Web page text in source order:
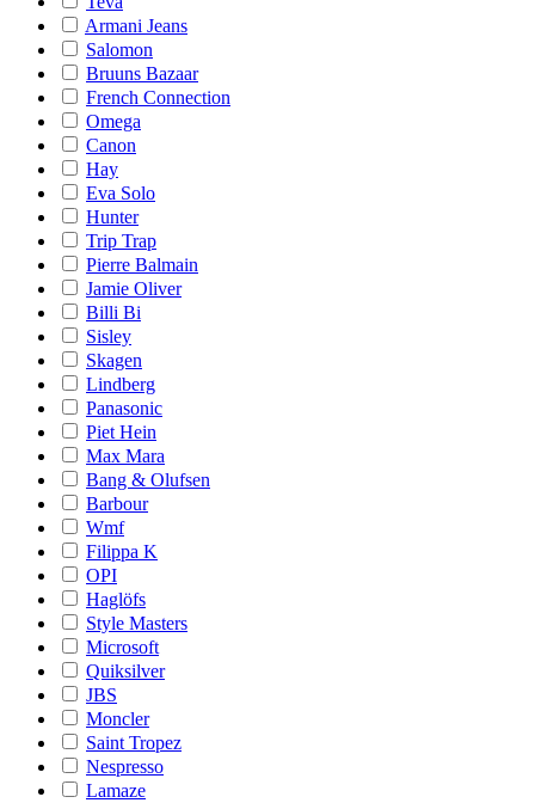
Armani Jeans
Salomon
Bruuns Bazaar
French Connection
Omega
Canon
Hay
Eva Solo
Hunter
Trip Trap
Pierre Balmain
Jamie Oliver
Billi Bi
Sisley
Skagen
Lindberg
Panasonic
Piet Hein
Max Mara
Bang & Olufsen
Barbour
Wmf
Filippa K
OPI
Haglöfs
Style Masters
Microsoft
Quiksilver
JBS
Moncler
Saint Tropez
Nespresso
Lamaze